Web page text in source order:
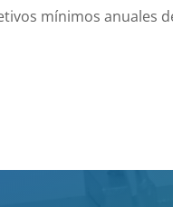
mínimos anuales